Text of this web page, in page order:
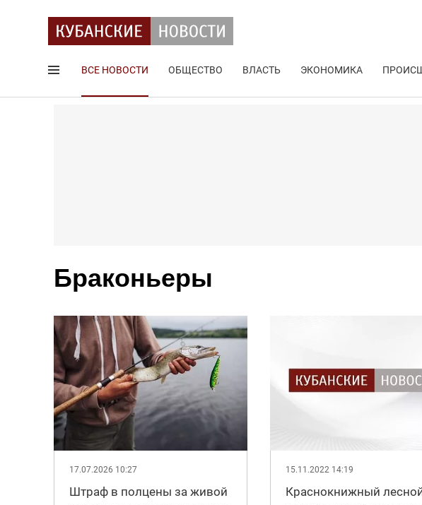
ВСЕ НОВОСТИ ОБЩЕСТВО ВЛАСТЬ ЭКОНОМИКА
Браконьеры
17.07.2026 10:27
Штраф в полцены за живой
15.11.2022 14:19
Краснокнижный